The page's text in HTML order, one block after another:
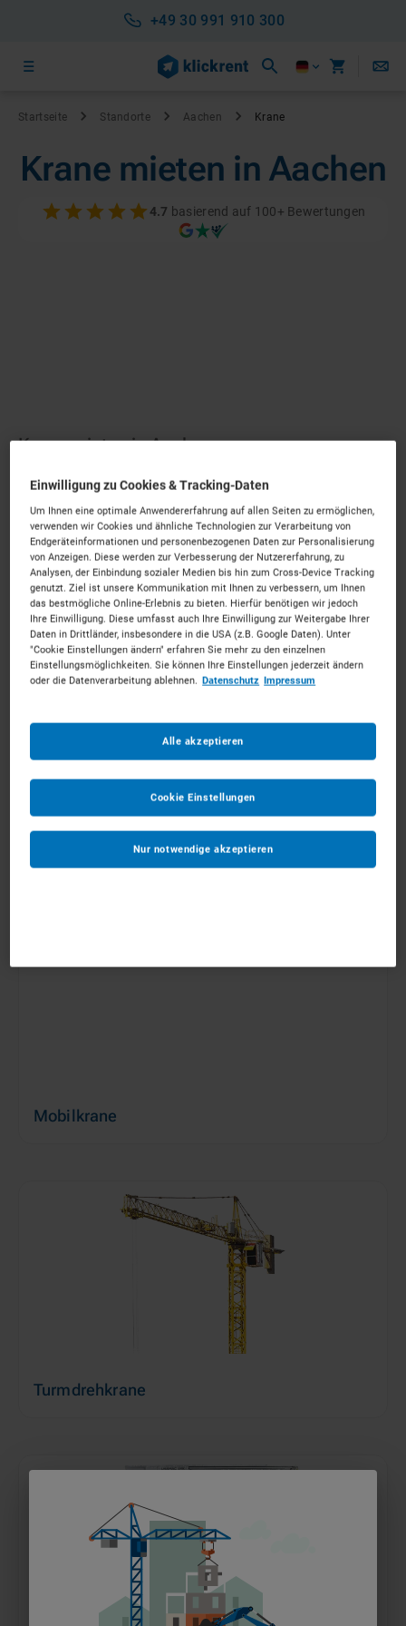
+49 30 991 910 300
Startseite Standorte Aachen Krane
Krane mieten in Aachen
4.7 basierend auf 100+ Bewertungen
Krane mieten in Aachen
Spitzen-Technik für die Kaiserstadt.Mieten Sie die
passenden Krane für Ihr Vorhaben. Unkompliziert, zu
starken Konditionen und mit persönlichem Experten-
Service.
73Vermietpartner im Raum Aachen
Anhängerkrane
Mobilkrane
Turmdrehkrane
Einwilligung zu Cookies & Tracking-Daten
Um Ihnen eine optimale Anwendererfahrung auf allen Seiten zu ermöglichen,
verwenden wir Cookies und ähnliche Technologien zur Verarbeitung von
Endgeräteinformationen und personenbezogenen Daten zur Personalisierung
von Anzeigen. Diese werden zur Verbesserung der Nutzererfahrung, zu
Analysen, der Einbindung sozialer Medien bis hin zum Cross-Device Tracking
genutzt. Ziel ist unsere Kommunikation mit Ihnen zu verbessern, um Ihnen
das bestmögliche Online-Erlebnis zu bieten. Hierfür benötigen wir jedoch
Ihre Einwilligung. Diese umfasst auch Ihre Einwilligung zur Weitergabe Ihrer
Daten in Drittländer, insbesondere in die USA (z.B. Google Daten). Unter
"Cookie Einstellungen ändern" erfahren Sie mehr zu den einzelnen
Einstellungsmöglichkeiten. Sie können Ihre Einstellungen jederzeit ändern
oder die Datenverarbeitung ablehnen. Datenschutz Impressum
Nur notwendige akzeptieren
Alle akzeptieren
Cookie Einstellungen